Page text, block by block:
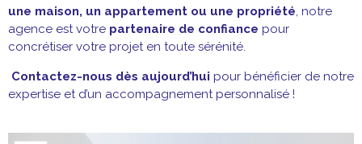
une maison, un appartement ou une propriété, notre
agence est votre partenaire de confiance pour
concrétiser votre projet en toute sérénité.
Contactez-nous dès aujourd’hui pour bénéficier de notre
expertise et d’un accompagnement personnalisé !